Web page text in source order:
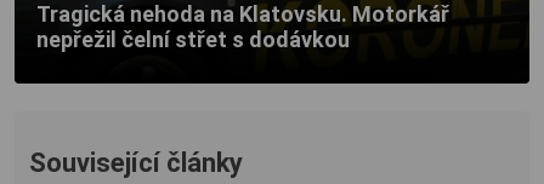
Tragická nehoda na Klatovsku. Motorkář
nepřežil čelní střet s dodávkou
Související články